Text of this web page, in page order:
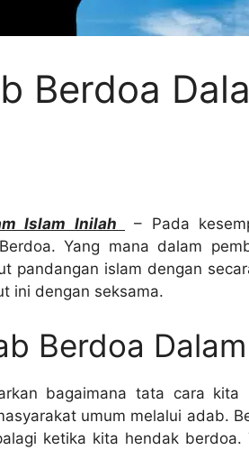
Berdoa
Islam Inilah – Pada
Yang mana dalam
pandangan islam dengan
ini dengan seksama.
Berdoa
bagaimana tata cara kita
umum melalui adab.
ketika kita hendak